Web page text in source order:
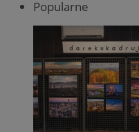
Popularne